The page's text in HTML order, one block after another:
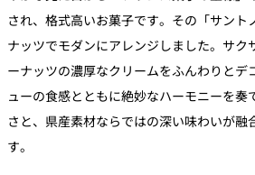
され、格式高いお菓子です。その「サント
ナッツでモダンにアレンジしました。 サク
ーナッツの濃厚なクリームをふんわりとデ
ューの食感とともに絶妙なハーモニーを奏
さと、 県産素材ならではの深い味わいが融
す。